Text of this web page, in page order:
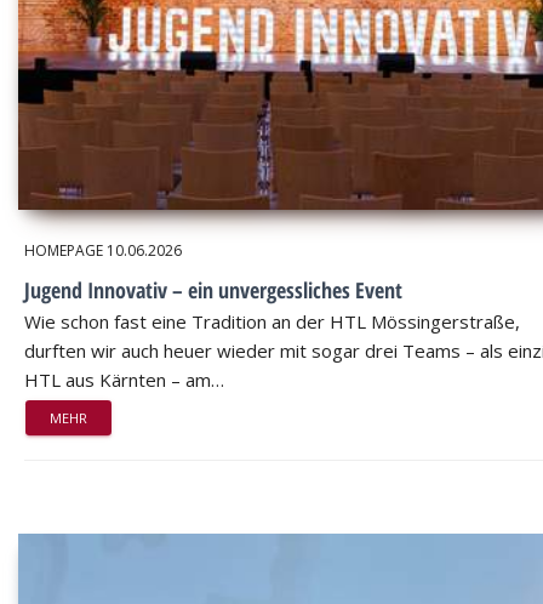
HOMEPAGE 10.06.2026
Jugend Innovativ – ein unvergessliches Event
Wie schon fast eine Tradition an der HTL Mössingerstraße,
durften wir auch heuer wieder mit sogar drei Teams – als
HTL aus Kärnten – am…
MEHR